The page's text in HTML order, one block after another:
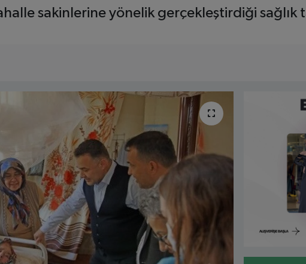
sakinlerine yönelik gerçekleştirdiği sağlık